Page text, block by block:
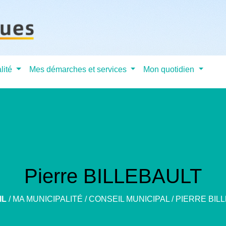
Mes démarches et services Mon quotidien
Pierre BILLEBAULT
/ MA MUNICIPALITÉ /CONSEIL MUNICIPAL/ PIERRE